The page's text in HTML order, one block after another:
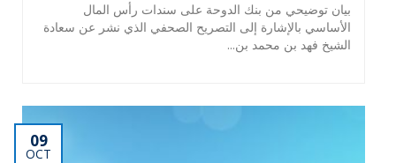
بيان توضيحي من بنك الدوحة على سندات رأس المال
الأساسي بالإشارة إلى التصريح الصحفي الذي نشر عن سعادة
الشيخ فهد بن محمد بن...
09
OCT